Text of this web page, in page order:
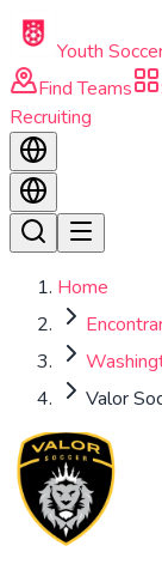
Skip to main
Youth
Find Teams
Recruiting
Home
Valor